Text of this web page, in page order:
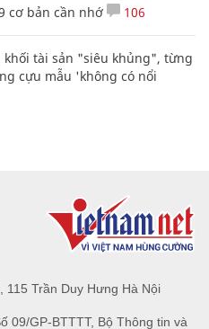
cơ bản cần nhớ 106
tài sản "siêu khủng", từng
cựu mẫu 'không có nổi
115 Trần Duy Hưng Hà Nội
09/GP-BTTTT, Bộ Thông tin và